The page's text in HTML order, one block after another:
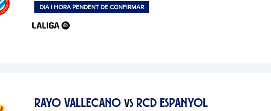
DIA I HORA PENDENT DE CONFIRMAR
RAYO VALLECANOVS RCD ESPANYOL